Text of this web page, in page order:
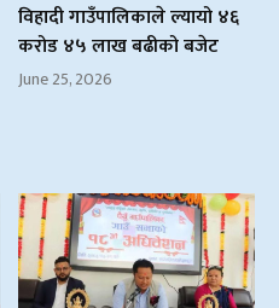
विहादी गाउँपालिकाले ल्यायो ४६
करोड ४५ लाख बढीको बजेट
June 25, 2026